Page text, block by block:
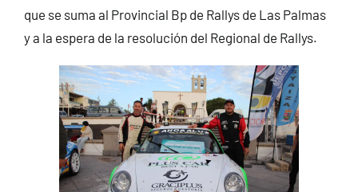
que se suma al Provincial Bp de Rallys de Las Palmas
y a la espera de la resolución del Regional de Rallys.